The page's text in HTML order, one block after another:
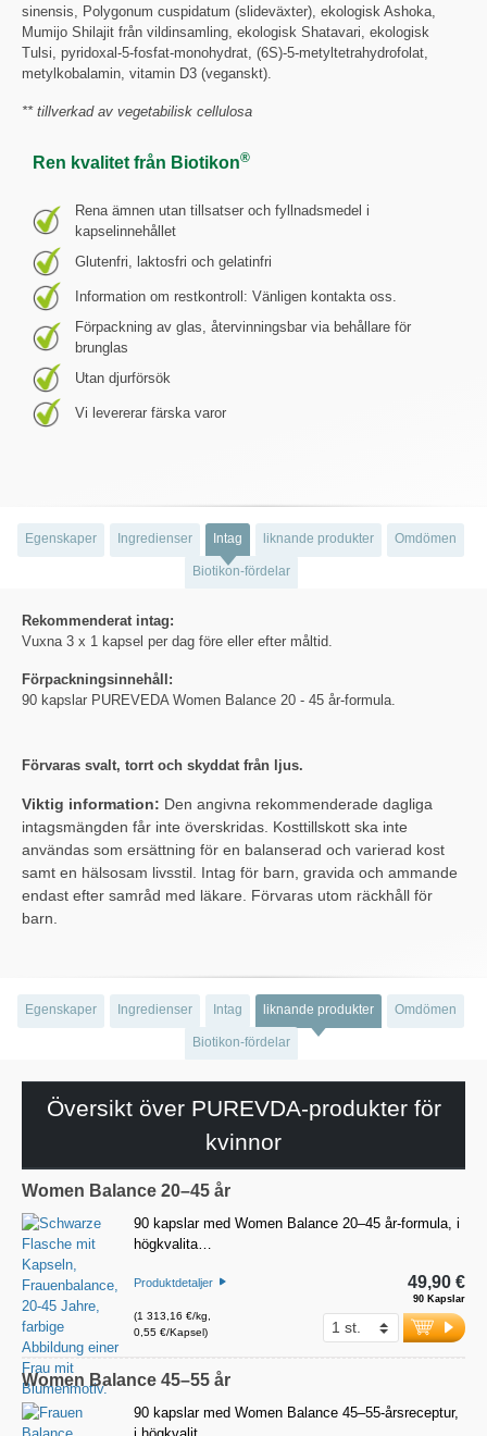
sinensis, Polygonum cuspidatum (slideväxter), ekologisk Ashoka,
Mumijo Shilajit från vildinsamling, ekologisk Shatavari, ekologisk
Tulsi, pyridoxal-5-fosfat-monohydrat, (6S)-5-metyltetrahydrofolat,
metylkobalamin, vitamin D3 (veganskt).
** tillverkad av vegetabilisk cellulosa
Ren kvalitet från Biotikon®
Rena ämnen utan tillsatser och fyllnadsmedel i
kapselinnehållet
Glutenfri, laktosfri och gelatinfri
Information om restkontroll: Vänligen kontakta oss.
Förpackning av glas, återvinningsbar via behållare för
brunglas
Utan djurförsök
Vi levererar färska varor
Egenskaper Ingredienser Intag liknande produkter Omdömen
Biotikon-fördelar
Rekommenderat intag:
Vuxna 3 x 1 kapsel per dag före eller efter måltid.
Förpackningsinnehåll:
90 kapslar PUREVEDA Women Balance 20 - 45 år-formula.
Förvaras svalt, torrt och skyddat från ljus.
Viktig information: Den angivna rekommenderade dagliga
intagsmängden får inte överskridas. Kosttillskott ska inte
användas som ersättning för en balanserad och varierad kost
samt en hälsosam livsstil. Intag för barn, gravida och ammande
endast efter samråd med läkare. Förvaras utom räckhåll för
barn.
Egenskaper Ingredienser Intag liknande produkter Omdömen
Biotikon-fördelar
Översikt över PUREVDA-produkter för
kvinnor
Women Balance 20–45 år
90 kapslar med Women Balance 20–45 år-formula, i
högkvalita…
Produktdetaljer
(1 313,16 €/kg,
0,55 €/Kapsel)
90 Kapslar
49,90 €
Women Balance 45–55 år
90 kapslar med Women Balance 45–55-årsreceptur,